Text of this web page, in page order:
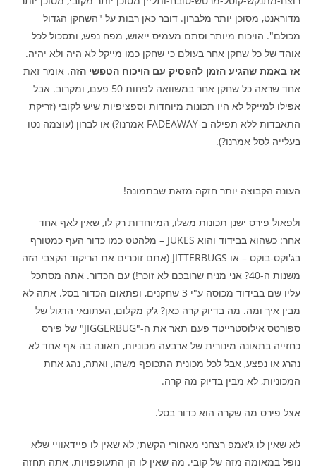
מדוראנט, מסוכן יותר מלברון. דובר כאן רבות על "השחקן הגדול
מכולם". הויכוח מיותר וסתם מעמיס ייאוש, מפח נפש, ותסכול לכל
אוהד של כל שחקן אחר בעולם כי שחקן כמו מייקל לא היה ולא יהיה.
אז באמת שהגיע הזמן להפסיק עם הויכוח הטפשי הזה. אומר זאת
אחד שראה כל שחקן אחר במשוואה לפחות 50 פעם, ומקרוב. אבל
אפילו למייקל לא היו תכונות מיוחדות וספציפיות שיש לקובי (זריקת
התאבדות ללא תפילה ב-FADEAWAY אמרנו?) או לברון (עוצמה נטו
בעלייה לסל אמרנו?).
העונה הקבוצה יותר חזקה מזאת שבתמונה!
ולפאול פירס ישנן תכונות משלו, המיוחדות רק לו, שאין לאף אחד
אחר: כשהוא בבידוד והוא JUKES – מלהטט כמו כדור העף כמטורף
בג'וקס-בוקס – או JITTERBUGS (אתם זוכרים את הריקוד הקצבי הזה
משנות ה-40? אני מניח שרובכם לא זוכר!) עם הכדור. אתה מסתכל
עליו שם בבידוד מכוסה ע"י 3 שחקנים, ופתאום הכדור בסל. אתה לא
מבין איך ומה. מה בדיוק קרה כאן? ג'ק מקלום, העתונאי הדגול של
ספורטס אילוסטרייטד פעם תאר את ה-"JIGGERBUG" של פירס
כחזייה בתאונה מינורית של ארבעה מכוניות, תאונה בה אף אחד לא
נהרג או נפצע, אבל לכל מכונית התכופף משהו, ואתה, נהג אחת
המכוניות, לא מבין בדיוק מה קרה.
אצל פירס מה שקרה הוא כדור בסל.
לא שאין לו ג'אמפ רצחני מאחורי הקשת; לא שאין לו פיידאוויי שלא
נופל במאומה מזה של קובי. מה שאין לו הן התעופפויות. אתה תחזה